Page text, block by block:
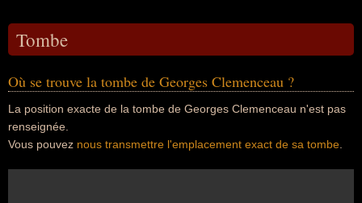
Tombe
Où se trouve la tombe de Georges Clemenceau ?
La position exacte de la tombe de Georges Clemenceau n'est pas
renseignée.
Vous pouvez nous transmettre l'emplacement exact de sa tombe